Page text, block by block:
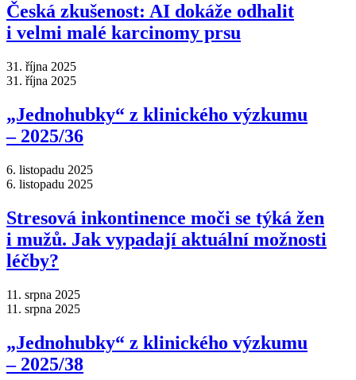
Česká zkušenost: AI dokáže odhalit
i velmi malé karcinomy prsu
31. října 2025
31. října 2025
„Jednohubky“ z klinického výzkumu
–⁠ 2025/36
6. listopadu 2025
6. listopadu 2025
Stresová inkontinence moči se týká žen
i mužů. Jak vypadají aktuální možnosti
léčby?
11. srpna 2025
11. srpna 2025
„Jednohubky“ z klinického výzkumu
–⁠ 2025/38